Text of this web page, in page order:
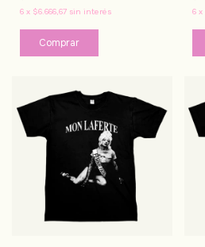
6 x $6.666,67 sin interés
Comprar
6 x